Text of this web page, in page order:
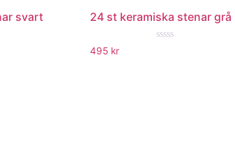
svart 24 st keramiska stenar grå
495 kr